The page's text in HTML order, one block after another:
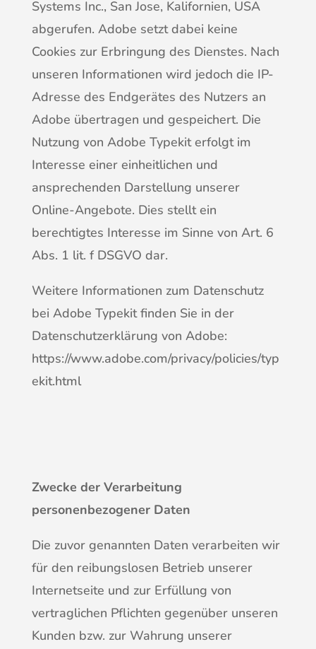
Systems Inc., San Jose, Kalifornien, USA
abgerufen. Adobe setzt dabei keine
Cookies zur Erbringung des Dienstes. Nach
unseren Informationen wird jedoch die IP-
Adresse des Endgerätes des Nutzers an
Adobe übertragen und gespeichert. Die
Nutzung von Adobe Typekit erfolgt im
Interesse einer einheitlichen und
ansprechenden Darstellung unserer
Online-Angebote. Dies stellt ein
berechtigtes Interesse im Sinne von Art. 6
Abs. 1 lit. f DSGVO dar.
Weitere Informationen zum Datenschutz
bei Adobe Typekit finden Sie in der
Datenschutzerklärung von Adobe:
https://www.adobe.com/privacy/policies/typ
ekit.html
Zwecke der Verarbeitung
personenbezogener Daten
Die zuvor genannten Daten verarbeiten wir
für den reibungslosen Betrieb unserer
Internetseite und zur Erfüllung von
vertraglichen Pflichten gegenüber unseren
Kunden bzw. zur Wahrung unserer